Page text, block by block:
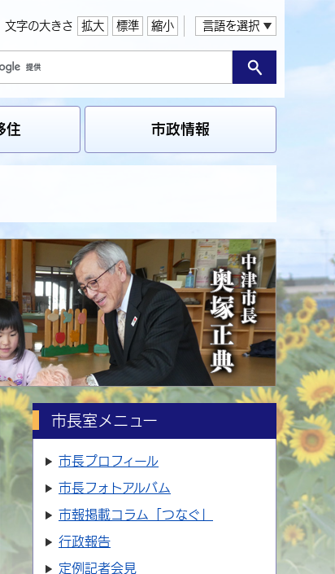
文字の大きさ 拡大 標準 縮小 言語を選択
住 市政情報
市長室メニュー
市長プロフィール
市長フォトアルバム
市報掲載コラム「つなぐ」
行政報告
定例記者会見